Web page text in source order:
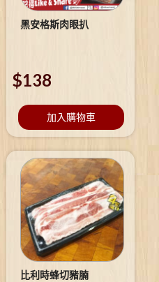
黑安格斯肉眼扒
$138
加入購物車
比利時蜂切豬腩